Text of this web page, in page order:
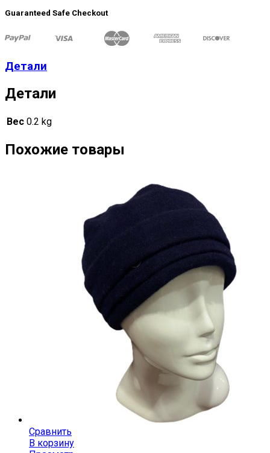
Guaranteed Safe Checkout
Детали
Детали
Вес 0.2 kg
Похожие товары
Сравнить
В корзину